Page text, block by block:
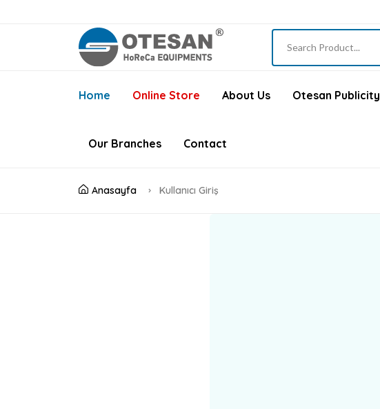
Home Online Store About Us Otesan Publicity
Our Branches Contact
Anasayfa Kullanıcı Giriş